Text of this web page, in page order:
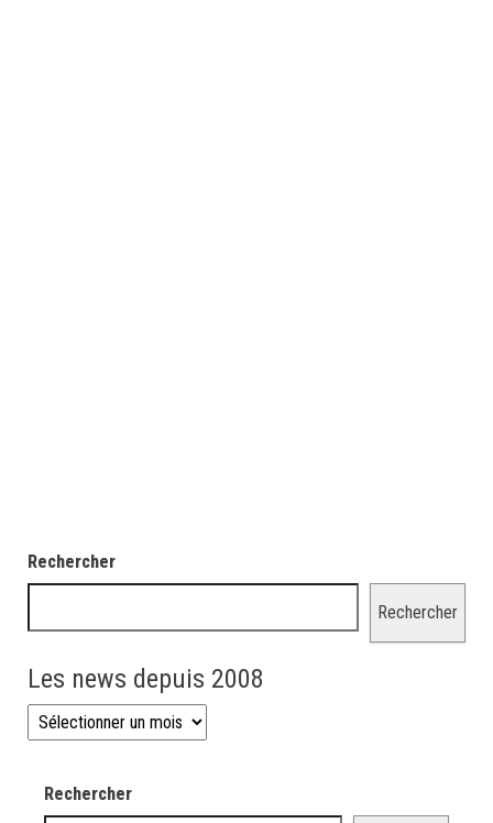
Rechercher
Rechercher
Les news depuis 2008
Les news depuis 2008
Rechercher